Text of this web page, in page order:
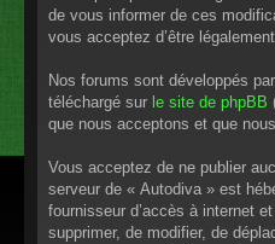
de vous informer de ces
vous acceptez d’être
Nos forums sont développés
téléchargé sur le site de phpBB
que nous acceptons et que
Vous acceptez de ne publier
serveur de « Autodiva » est
fournisseur d’accès à internet
supprimer, de modifier, de